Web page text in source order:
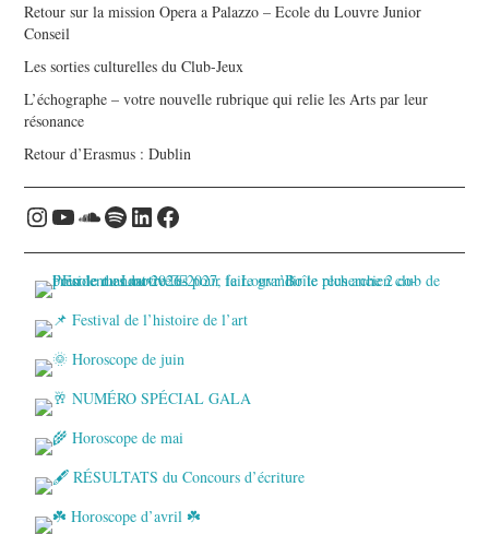
Retour sur la mission Opera a Palazzo – Ecole du Louvre Junior
Conseil
Les sorties culturelles du Club-Jeux
L’échographe – votre nouvelle rubrique qui relie les Arts par leur
résonance
Retour d’Erasmus : Dublin
Instagram
YouTube
Soundcloud
Spotify
LinkedIn
Facebook